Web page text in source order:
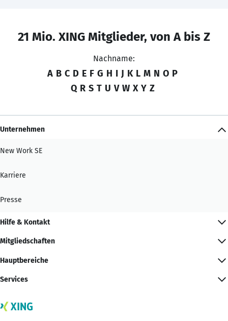
21 Mio. XING Mitglieder, von A bis Z
Nachname:
A B C D E F G H I J K L M N O P
Q R S T U V W X Y Z
Unternehmen
New Work SE
Karriere
Presse
Hilfe & Kontakt
Mitgliedschaften
Hauptbereiche
Services